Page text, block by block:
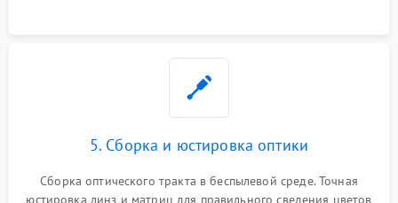
5. Сборка и юстировка оптики
Сборка оптического тракта в беспылевой среде. Точная
юстировка линз и матриц для правильного сведения цветов